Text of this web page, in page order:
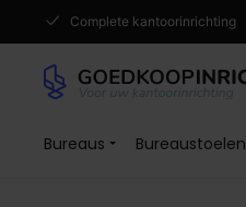
Complete kantoorinrichting
Bureaus Bureaustoelen